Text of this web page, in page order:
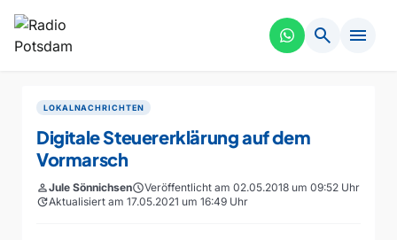
search menu
LOKALNACHRICHTEN
Digitale Steuererklärung auf dem
Vormarsch
personJule SönnichsenscheduleVeröffentlicht am 02.05.2018 um 09:52 Uhr
updateAktualisiert am 17.05.2021 um 16:49 Uhr